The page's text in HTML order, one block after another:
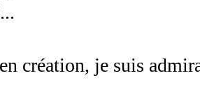
création, je suis